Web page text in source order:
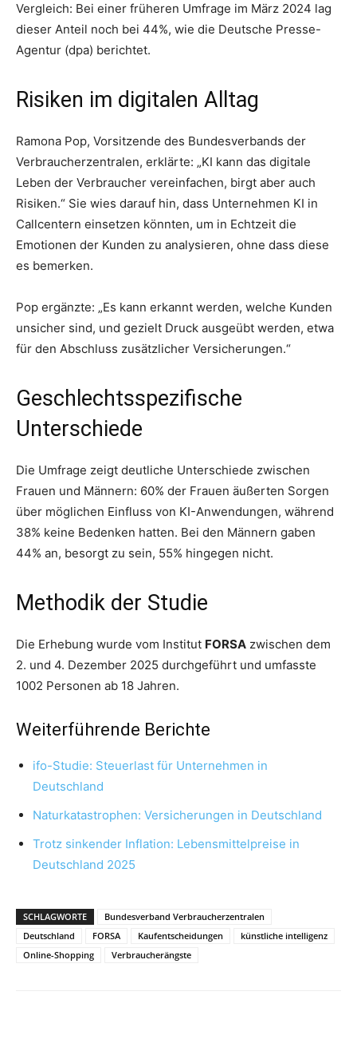
Vergleich: Bei einer früheren Umfrage im März 2024 lag
dieser Anteil noch bei 44%, wie die Deutsche Presse-
Agentur (dpa) berichtet.
Risiken im digitalen Alltag
Ramona Pop, Vorsitzende des Bundesverbands der
Verbraucherzentralen, erklärte: „KI kann das digitale
Leben der Verbraucher vereinfachen, birgt aber auch
Risiken.“ Sie wies darauf hin, dass Unternehmen KI in
Callcentern einsetzen könnten, um in Echtzeit die
Emotionen der Kunden zu analysieren, ohne dass diese
es bemerken.
Pop ergänzte: „Es kann erkannt werden, welche Kunden
unsicher sind, und gezielt Druck ausgeübt werden, etwa
für den Abschluss zusätzlicher Versicherungen.“
Geschlechtsspezifische
Unterschiede
Die Umfrage zeigt deutliche Unterschiede zwischen
Frauen und Männern: 60% der Frauen äußerten Sorgen
über möglichen Einfluss von KI-Anwendungen, während
38% keine Bedenken hatten. Bei den Männern gaben
44% an, besorgt zu sein, 55% hingegen nicht.
Methodik der Studie
Die Erhebung wurde vom Institut FORSA zwischen dem
2. und 4. Dezember 2025 durchgeführt und umfasste
1002 Personen ab 18 Jahren.
Weiterführende Berichte
ifo-Studie: Steuerlast für Unternehmen in
Deutschland
Naturkatastrophen: Versicherungen in Deutschland
Trotz sinkender Inflation: Lebensmittelpreise in
Deutschland 2025
SCHLAGWORTE
Bundesverband Verbraucherzentralen
Deutschland
FORSA Kaufentscheidungen
künstliche intelligenz
Online-Shopping
Verbraucherängste